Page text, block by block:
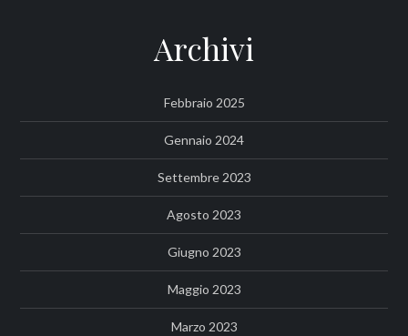
Archivi
Febbraio 2025
Gennaio 2024
Settembre 2023
Agosto 2023
Giugno 2023
Maggio 2023
Marzo 2023